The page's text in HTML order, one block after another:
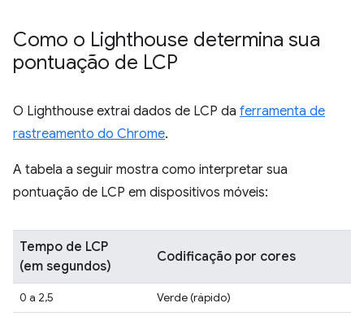
Como o Lighthouse determina sua
pontuação de LCP
O Lighthouse extrai dados de LCP da ferramenta de
rastreamento do Chrome.
A tabela a seguir mostra como interpretar sua
pontuação de LCP em dispositivos móveis:
Tempo de LCP
(em segundos)
Codificação por cores
0 a 2,5
Verde (rápido)